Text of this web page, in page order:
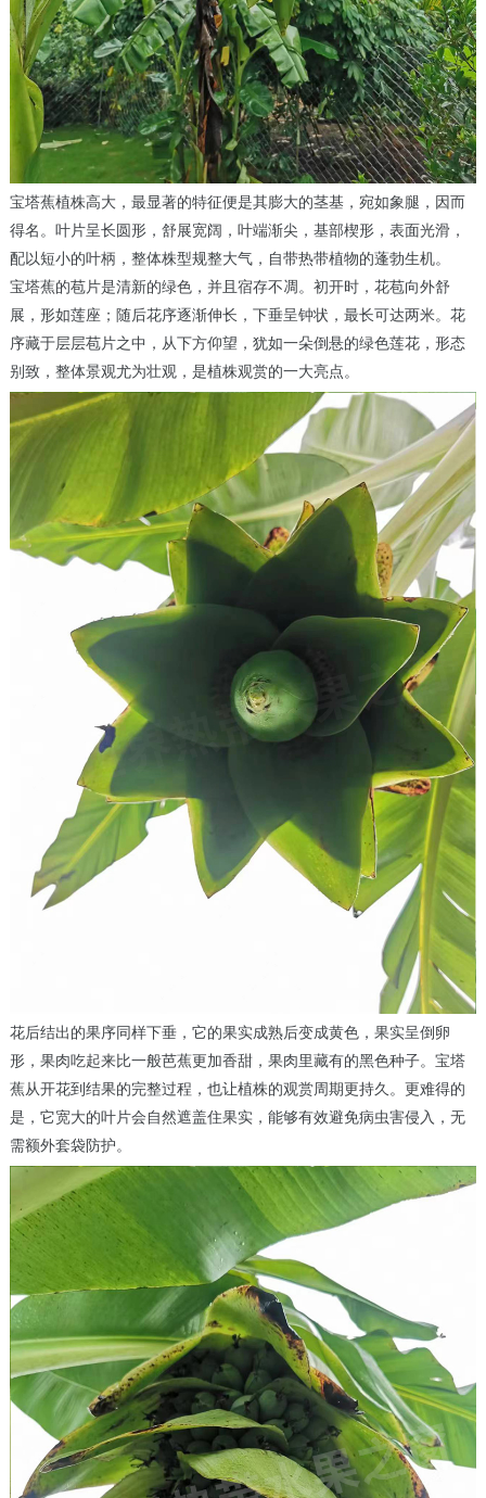
宝塔蕉植株高大，最显著的特征便是其膨大的茎基，宛如象腿，因而
得名。叶片呈长圆形，舒展宽阔，叶端渐尖，基部楔形，表面光滑，
配以短小的叶柄，整体株型规整大气，自带热带植物的蓬勃生机。
宝塔蕉的苞片是清新的绿色，并且宿存不凋。初开时，花苞向外舒
展，形如莲座；随后花序逐渐伸长，下垂呈钟状，最长可达两米。花
序藏于层层苞片之中，从下方仰望，犹如一朵倒悬的绿色莲花，形态
别致，整体景观尤为壮观，是植株观赏的一大亮点。
花后结出的果序同样下垂，它的果实成熟后变成黄色，果实呈倒卵
形，果肉吃起来比一般芭蕉更加香甜，果肉里藏有的黑色种子。宝塔
蕉从开花到结果的完整过程，也让植株的观赏周期更持久。更难得的
是，它宽大的叶片会自然遮盖住果实，能够有效避免病虫害侵入，无
需额外套袋防护。